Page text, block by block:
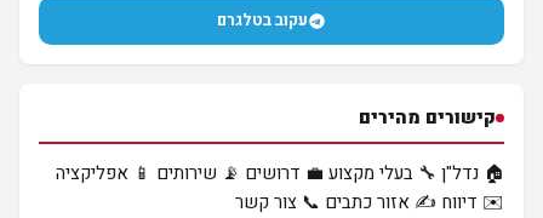
עקוב בטלגרם
קישורים מהירים
🏠 נדל"ן 🔧 בעלי מקצוע 💼 דרושים 📡 שירותים 📱 אפליקציה
✉️ דיווח ✍️ אזור כתבים 📞 צור קשר